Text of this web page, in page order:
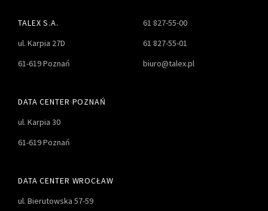
TALEX S.A.
ul. Karpia 27D
61-619 Poznań
61 827-55-00
61 827-55-01
biuro@talex.pl
DATA CENTER POZNAŃ
ul. Karpia 30
61-619 Poznań
DATA CENTER WROCŁAW
ul. Bierutowska 57-59